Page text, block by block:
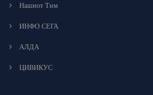
Нашиот Тим
ИНФО СЕГА
АЛДА
ЦИВИКУС